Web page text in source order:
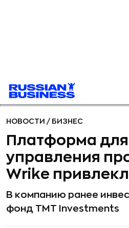
НОВОСТИ / БИЗНЕС
Платформа для
управления
Wrike
В компанию ранее
фонд TMT Investments